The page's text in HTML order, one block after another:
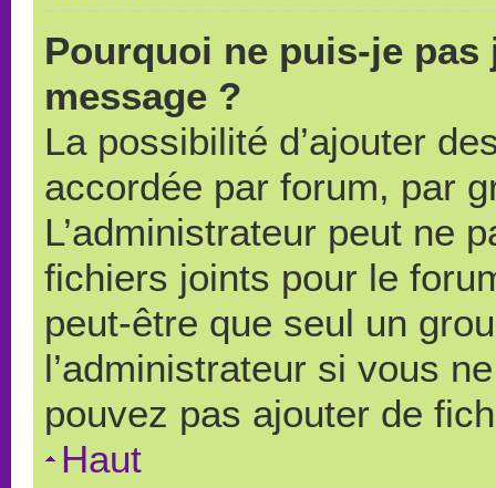
Pourquoi ne puis-je
message ?
La possibilité d’ajouter
accordée par forum, par
L’administrateur peut ne
fichiers joints pour le
peut-être que seul un
l’administrateur si vous
pouvez pas ajouter de
Haut